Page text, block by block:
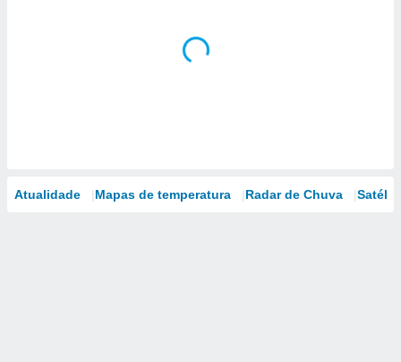
Atualidade Mapas de temperatura Radar de Chuva